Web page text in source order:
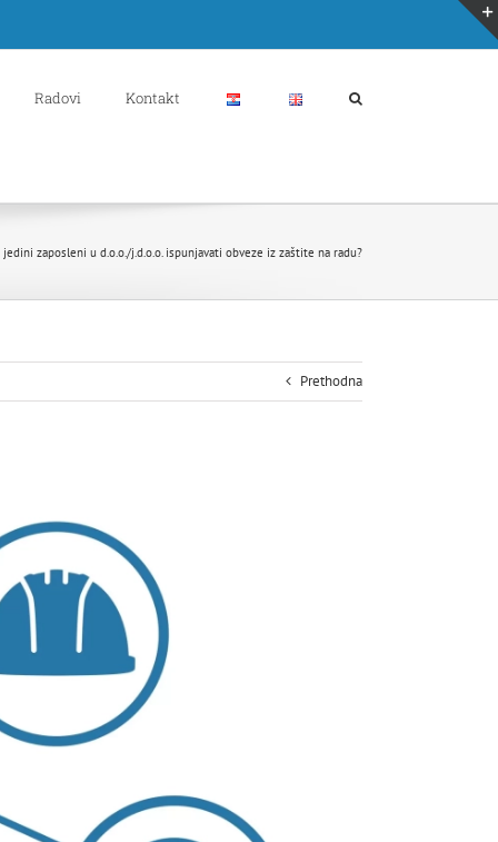
Radovi Kontakt
zaposleni u d.o.o./j.d.o.o. ispunjavati obveze iz zaštite na radu?
Prethodna